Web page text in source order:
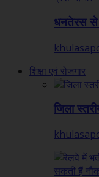
धनतेरस से
शिक्षा एवं रोजगार
जिला